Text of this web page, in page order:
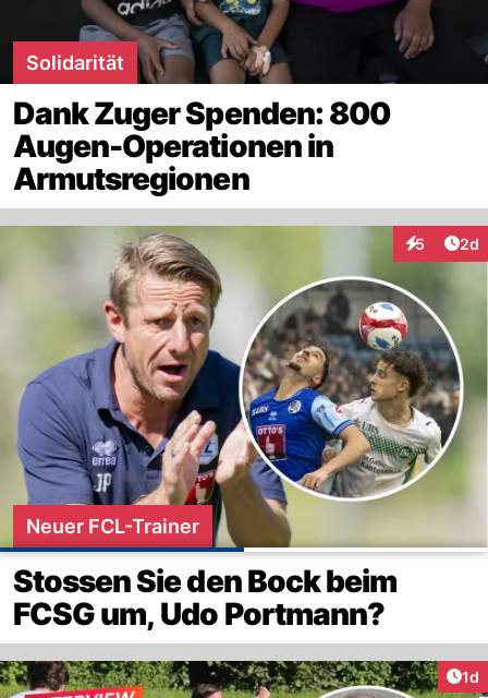
Solidarität
Dank Zuger Spenden: 800
Augen-Operationen in
Armutsregionen
5 2d
Neuer FCL-Trainer
Stossen Sie den Bock beim
FCSG um, Udo Portmann?
1d